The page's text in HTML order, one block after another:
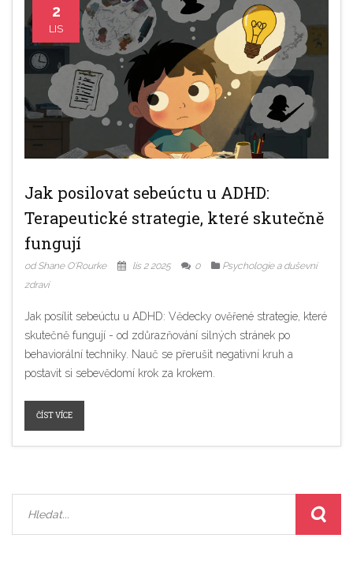
2
LIS
Jak posilovat sebeúctu u ADHD:
Terapeutické strategie, které skutečně
fungují
od Shane O'Rourke lis 2 2025 0
Psychologie a duševní
zdraví
Jak posílit sebeúctu u ADHD: Vědecky ověřené strategie, které
skutečně fungují - od zdůrazňování silných stránek po
behaviorální techniky. Nauč se přerušit negativní kruh a
postavit si sebevědomí krok za krokem.
ČÍST VÍCE